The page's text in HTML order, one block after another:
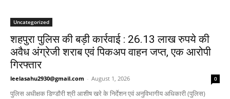
Uncategorized
शहपुरा पुलिस की बड़ी कार्रवाई : 26.13 लाख रुपये की
अवैध अंग्रेजी शराब एवं पिकअप वाहन जप्त, एक आरोपी
गिरफ्तार
leelasahu2930@gmail.com - August 1, 2026 0
पुलिस अधीक्षक डिण्डौरी श्री आशीष खरे के निर्देशन एवं अनुविभागीय अधिकारी (पुलिस)